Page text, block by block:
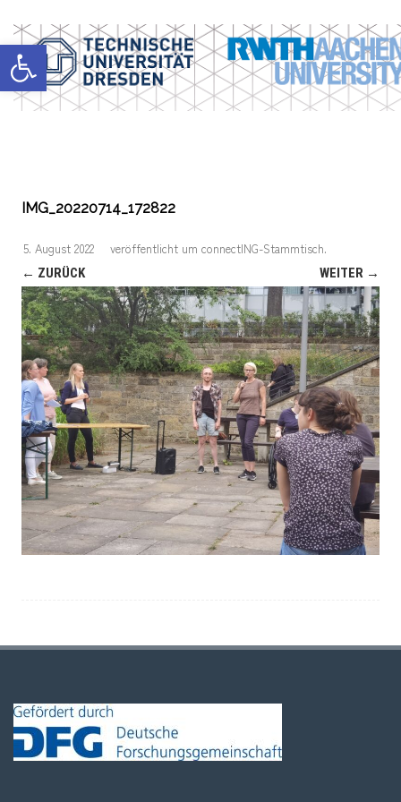
Werkzeugleiste öffnen
IMG_20220714_172822
veröffentlicht
5. August 2022 um connectING-Stammtisch.
← ZURÜCK WEITER →